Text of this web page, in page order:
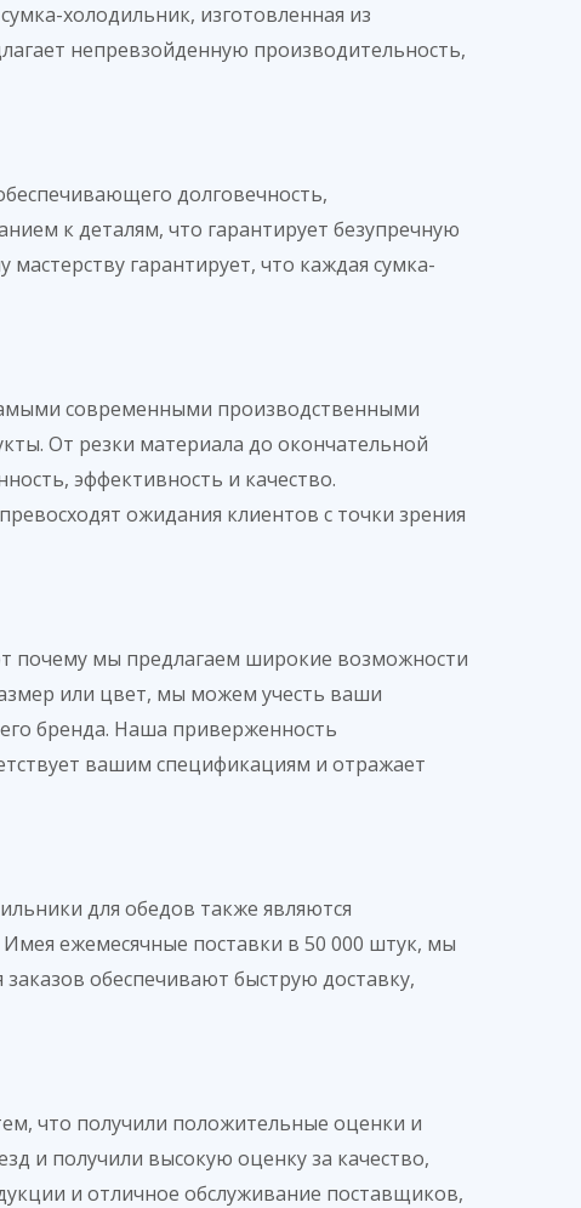
холодильник, изготовленная из
непревзойденную производительность,
долговечность,
к деталям, что гарантирует безупречную
гарантирует, что каждая сумка-
современными производственными
От резки материала до окончательной
эффективность и качество.
ожидания клиентов с точки зрения
почему мы предлагаем широкие возможности
или цвет, мы можем учесть ваши
бренда. Наша приверженность
вашим спецификациям и отражает
для обедов также являются
ежемесячные поставки в 50 000 штук, мы
обеспечивают быструю доставку,
что получили положительные оценки и
и получили высокую оценку за качество,
и отличное обслуживание поставщиков,